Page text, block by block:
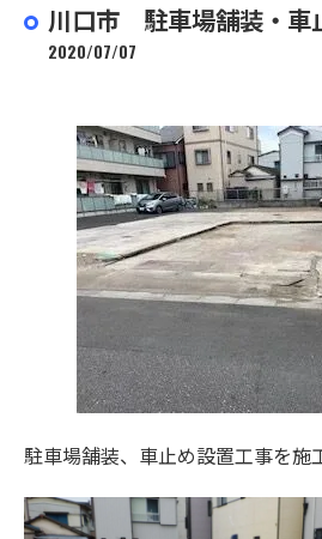
川口市 駐車場舗装・車
2020/07/07
駐車場舗装、車止め設置工事を施